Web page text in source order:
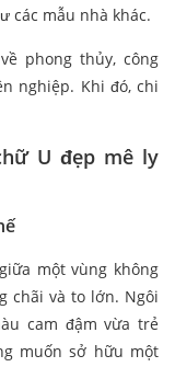
các mẫu nhà khác.
phong thủy, công
nghiệp. Khi đó, chi
U đẹp mê ly
một vùng không
chãi và to lớn. Ngôi
cam đậm vừa trẻ
muốn sở hữu một